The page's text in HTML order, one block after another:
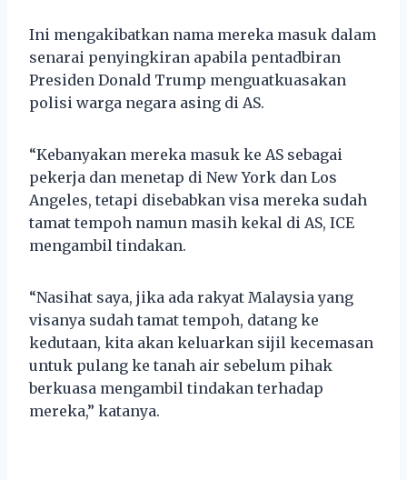
Ini mengakibatkan nama mereka masuk dalam
senarai penyingkiran apabila pentadbiran
Presiden Donald Trump menguatkuasakan
polisi warga negara asing di AS.
“Kebanyakan mereka masuk ke AS sebagai
pekerja dan menetap di New York dan Los
Angeles, tetapi disebabkan visa mereka sudah
tamat tempoh namun masih kekal di AS, ICE
mengambil tindakan.
“Nasihat saya, jika ada rakyat Malaysia yang
visanya sudah tamat tempoh, datang ke
kedutaan, kita akan keluarkan sijil kecemasan
untuk pulang ke tanah air sebelum pihak
berkuasa mengambil tindakan terhadap
mereka,” katanya.